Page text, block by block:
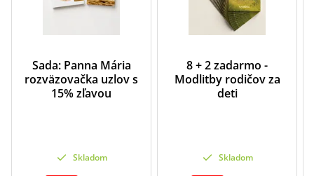
Sada: Panna Mária
rozväzovačka uzlov s
15% zľavou
Skladom
8 + 2 zadarmo -
Modlitby rodičov za
deti
Skladom